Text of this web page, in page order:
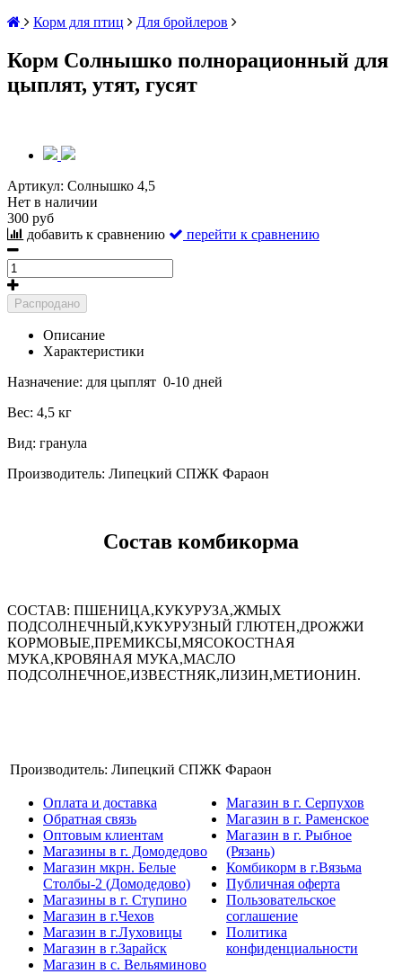
Корм для птиц
Для бройлеров
Корм Солнышко полнорационный для
цыплят, утят, гусят
Артикул: Солнышко 4,5
Нет в наличии
300 руб
добавить к сравнению
перейти к сравнению
Распродано
Описание
Характеристики
Назначение: для цыплят 0-10 дней
Вес: 4,5 кг
Вид: гранула
Производитель: Липецкий СПЖК Фараон
Состав комбикорма
СОСТАВ: ПШЕНИЦА,КУКУРУЗА,ЖМЫХ
ПОДСОЛНЕЧНЫЙ,КУКУРУЗНЫЙ ГЛЮТЕН,ДРОЖЖИ
КОРМОВЫЕ,ПРЕМИКСЫ,МЯСОКОСТНАЯ
МУКА,КРОВЯНАЯ МУКА,МАСЛО
ПОДСОЛНЕЧНОЕ,ИЗВЕСТНЯК,ЛИЗИН,МЕТИОНИН.
Производитель: Липецкий СПЖК Фараон
Оплата и доставка
Обратная связь
Оптовым клиентам
Магазины в г. Домодедово
Магазин мкрн. Белые
Столбы-2 (Домодедово)
Магазины в г. Ступино
Магазин в г.Чехов
Магазин в г.Луховицы
Магазин в г.Зарайск
Магазин в с. Вельяминово
Магазин в г. Серпухов
Магазин в г. Раменское
Магазин в г. Рыбное
(Рязань)
Комбикорм в г.Вязьма
Публичная оферта
Пользовательское
соглашение
Политика
конфиденциальности